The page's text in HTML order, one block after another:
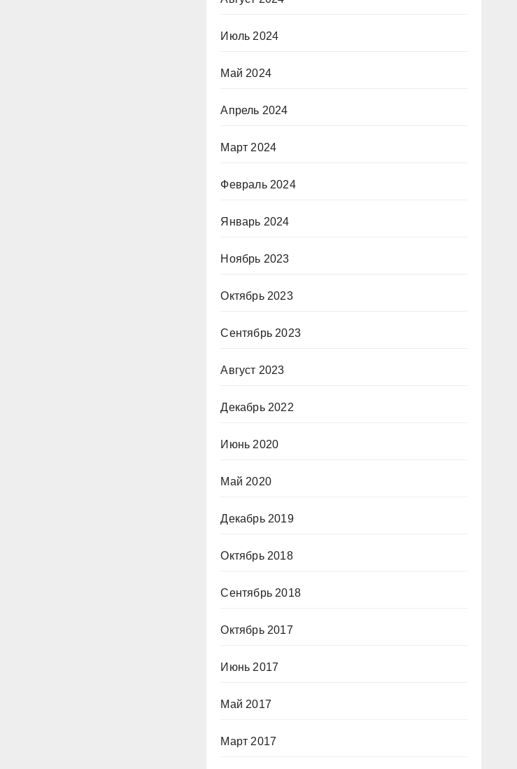
Июль 2024
Май 2024
Апрель 2024
Март 2024
Февраль 2024
Январь 2024
Ноябрь 2023
Октябрь 2023
Сентябрь 2023
Август 2023
Декабрь 2022
Июнь 2020
Май 2020
Декабрь 2019
Октябрь 2018
Сентябрь 2018
Октябрь 2017
Июнь 2017
Май 2017
Март 2017